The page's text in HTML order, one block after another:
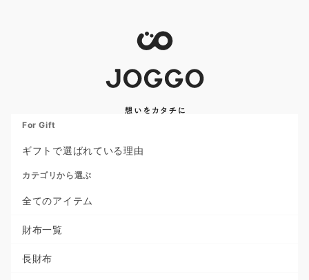
For Gift
ギフトで選ばれている理由
カテゴリから選ぶ
全てのアイテム
財布一覧
長財布